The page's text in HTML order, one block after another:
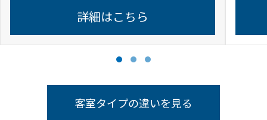
詳細はこちら
客室タイプの違いを見る